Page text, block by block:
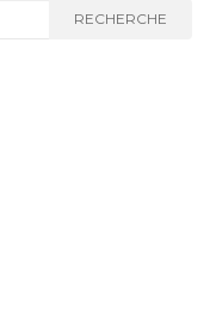
RECHERCHE